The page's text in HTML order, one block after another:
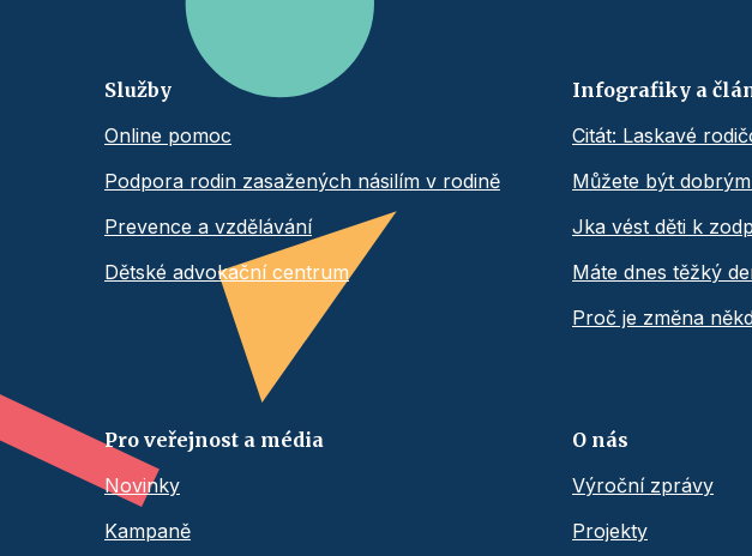
Služby
Online pomoc
Podpora rodin zasažených násilím v rodině
Prevence a vzdělávání
Dětské advokační centrum
Infografiky a
Citát: Laskavé
Můžete být
Jka vést děti k
Máte dnes těžký
Proč je změna
Pro veřejnost a média
Novinky
Kampaně
O nás
Výroční zprávy
Projekty